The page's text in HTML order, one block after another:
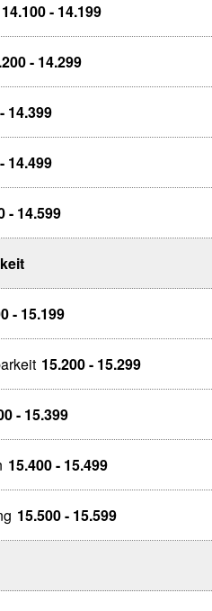
14.100 - 14.199
- 14.299
14.399
14.499
- 14.599
- 15.199
15.200 - 15.299
- 15.399
15.400 - 15.499
15.500 - 15.599